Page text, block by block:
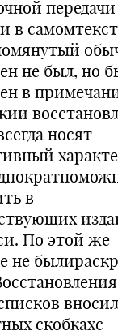
передачи
в
не был, но
в
носят
в
По этой же
не
скобкахс